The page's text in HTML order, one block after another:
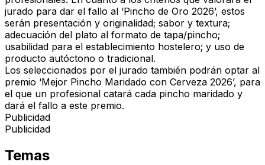
jurado para dar el fallo al ‘Pincho de Oro 2026’, estos
serán presentación y originalidad; sabor y textura;
adecuación del plato al formato de tapa/pincho;
usabilidad para el establecimiento hostelero; y uso de
producto autóctono o tradicional.
Los seleccionados por el jurado también podrán optar al
premio ‘Mejor Pincho Maridado con Cerveza 2026’, para
el que un profesional catará cada pincho maridado y
dará el fallo a este premio.
Publicidad
Publicidad
Temas